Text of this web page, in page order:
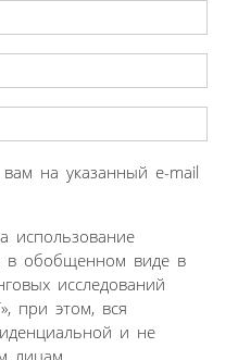
на указанный e-mail
использование
в обобщенном виде в
исследований
при этом, вся
и не